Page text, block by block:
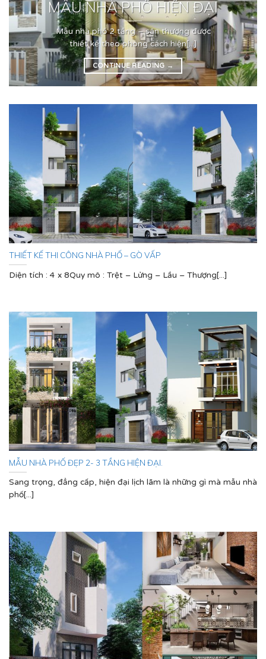
MẪU NHÀ PHỐ HIỆN ĐẠI
Mẫu nhà phố 2 tầng – sân thượng được
thiết kế theo phong cách hiện[...]
CONTINUE READING →
THIẾT KẾ THI CÔNG NHÀ PHỐ – GÒ VẤP
Diện tích : 4 x 8Quy mô : Trệt – Lửng – Lầu – Thượng[...]
MẪU NHÀ PHỐ ĐẸP 2- 3 TẦNG HIỆN ĐẠI.
Sang trọng, đẳng cấp, hiện đại lịch lãm là những gì mà mẫu nhà
phố[...]